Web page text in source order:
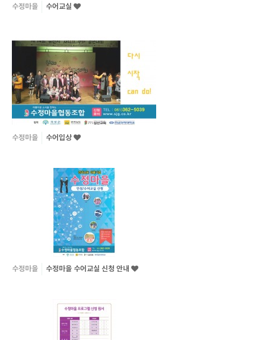
수정마을 수어교실
수정마을 수어입상
수정마을 수정마을 수어교실 신청 안내